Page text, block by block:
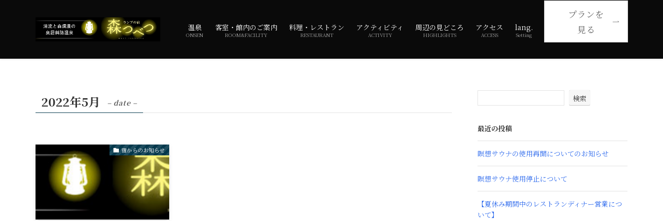
温泉
ONSEN
客室・館内のご案内
ROOM&FACILITY
料理・レストラン
RESTAURANT
アクティビティ
ACTIVITY
周辺の見どころ
HIGHLIGHTS
アクセス
ACCESS
lang.
Setting
プランを
見る
2022年5月 – date –
宿からのお知らせ
検索
最近の投稿
瞑想サウナの使用再開についてのお知らせ
瞑想サウナ使用停止について
【夏休み期間中のレストランディナー営業につ
いて】